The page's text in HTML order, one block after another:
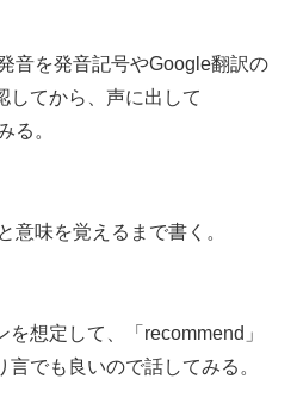
音を発音記号やGoogle翻訳の
してから、声に出して
る。
意味を覚えるまで書く。
想定して、「recommend」
でも良いので話してみる。